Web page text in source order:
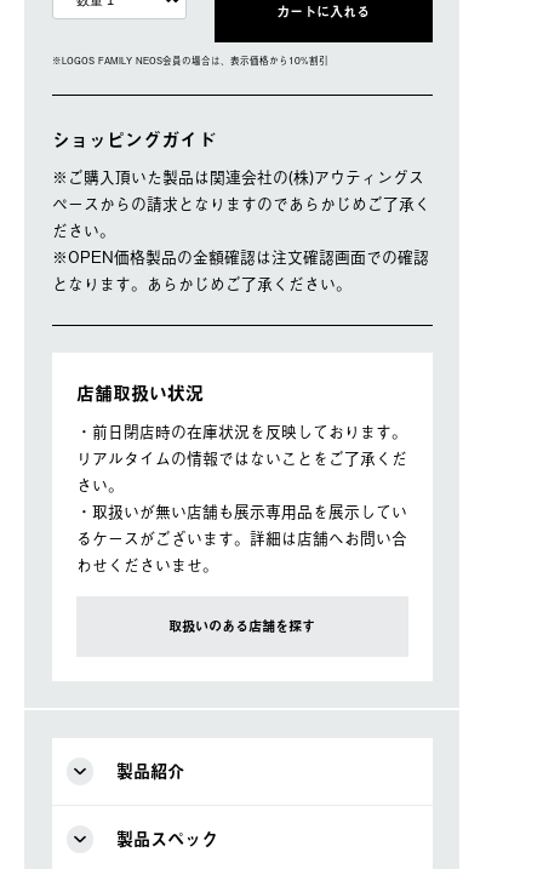
カートに入れる
※LOGOS FAMILY NEOS会員の場合は、表⽰価格から10%割引
ショッピングガイド
※ご購⼊頂いた製品は関連会社の(株)アウティングス
ペースからの請求となりますのであらかじめご了承く
ださい。
※OPEN価格製品の⾦額確認は注⽂確認画⾯での確認
となります。あらかじめご了承ください。
店舗取扱い状況
・前日閉店時の在庫状況を反映しております。
リアルタイムの情報ではないことをご了承くだ
さい。
・取扱いが無い店舗も展示専用品を展示してい
るケースがございます。詳細は店舗へお問い合
わせくださいませ。
取扱いのある店舗を探す
製品紹介
製品スペック